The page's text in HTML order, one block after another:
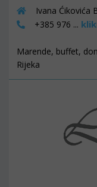
Ivana
+385 976 ...
Marende, buffet,
Rijeka